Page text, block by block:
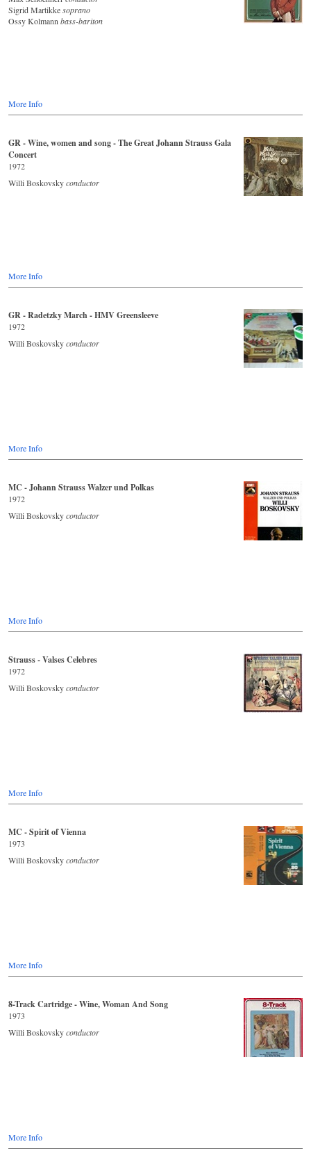
Sigrid Martikkesoprano
Ossy Kolmann bass-bariton
More Info
GR - Wine, women and song - The Great Johann Strauss Gala
Concert
1972
Willi Boskovskyconductor
More Info
GR - Radetzky March - HMV Greensleeve
1972
Willi Boskovskyconductor
More Info
MC - Johann Strauss Walzer und Polkas
1972
Willi Boskovskyconductor
More Info
Strauss - Valses Celebres
1972
Willi Boskovskyconductor
More Info
MC - Spirit of Vienna
1973
Willi Boskovskyconductor
More Info
8-Track Cartridge - Wine, Woman And Song
1973
Willi Boskovskyconductor
More Info